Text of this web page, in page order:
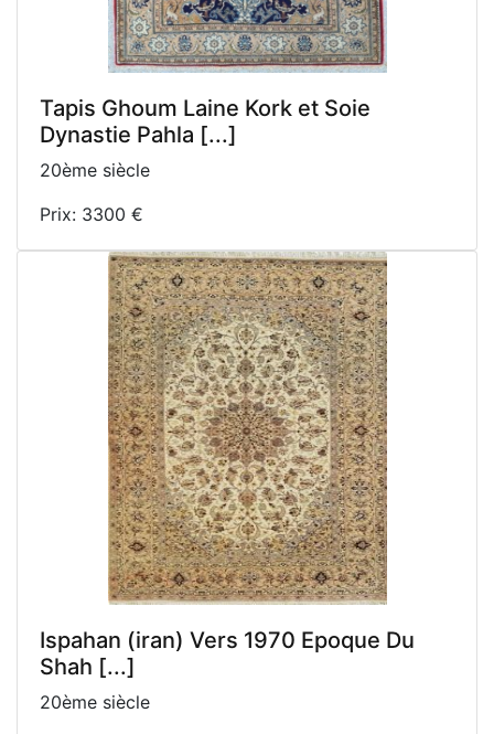
Tapis Ghoum Laine Kork et Soie
Dynastie Pahla [...]
20ème siècle
Prix: 3300 €
Ispahan (iran) Vers 1970 Epoque Du
Shah [...]
20ème siècle